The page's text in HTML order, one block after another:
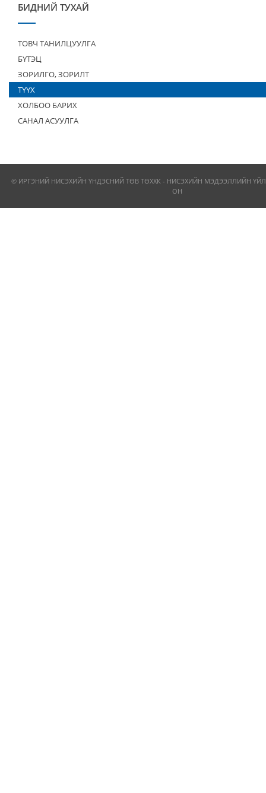
БИДНИЙ ТУХАЙ
ТОВЧ ТАНИЛЦУУЛГА
БҮТЭЦ
ЗОРИЛГО, ЗОРИЛТ
ТҮҮХ
ХОЛБОО БАРИХ
САНАЛ АСУУЛГА
© ИРГЭНИЙ НИСЭХИЙН ҮНДЭСНИЙ ТӨВ ТӨХХК - НИСЭХИЙН МЭДЭЭЛЛИЙН
ОН